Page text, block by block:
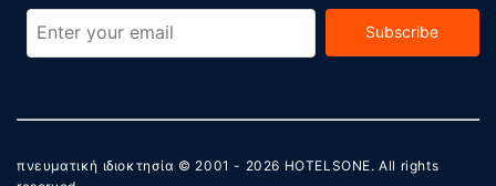
Subscribe
πνευματική ιδιοκτησία © 2001 - 2026 HOTELSONE. All rights